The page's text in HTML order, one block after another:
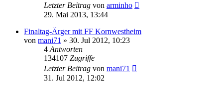
Letzter Beitrag von arminho
29. Mai 2013, 13:44
Finaltag-Ärger mit FF Kornwestheim
von mani71 » 30. Jul 2012, 10:23
4 Antworten
134107 Zugriffe
Letzter Beitrag von mani71
31. Jul 2012, 12:02